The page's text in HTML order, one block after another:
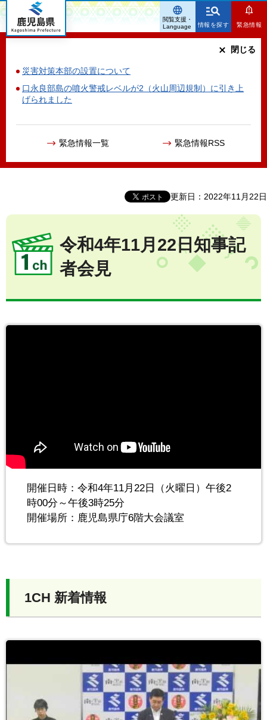
鹿児島県
情報を探す 緊急情報
災害対策本部の設置について
口永良部島の噴火警戒レベルが2（火山周辺規制）に引き上
げられました
緊急情報一覧 緊急情報RSS
閉じる
閲覧支援・
Language
更新日：2022年11月22日
令和4年11月22日知事記
者会見
開催日時：令和4年11月22日（火曜日）午後2
時00分～午後3時25分
開催場所：鹿児島県庁6階大会議室
1CH 新着情報